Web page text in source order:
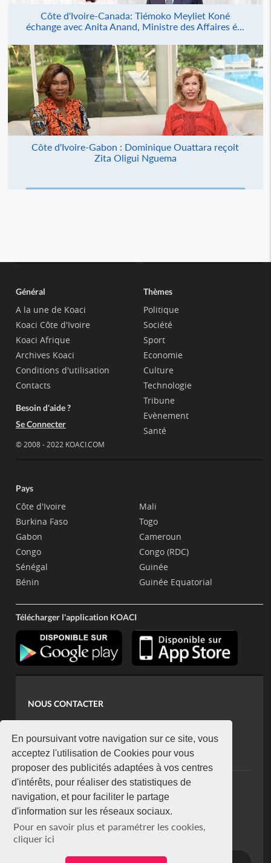
En poursuivant votre navigation sur ce site, vous
acceptez l'utilisation de Cookies pour vous
proposer des publicités adaptées à vos centres
d'intérêts, pour réaliser des statistiques de
navigation, et pour faciliter le partage
d'information sur les réseaux sociaux.
Pour en savoir plus et paramétrer les cookies,
cliquer ici
Côte d'Ivoire-Canada: Tiémoko Meyliet Koné
échange avec Anita Anand, Ministre des Affaires é...
Côte d'Ivoire-Gabon : Dominique Ouattara reçoit
Zita Oligui Nguema
Général
A la une de Koaci
Koaci Côte d'Ivoire
Koaci Afrique
Archives Koaci
Conditions d'utilisation
Contacts
Besoin d'aide ?
Se Connecter
© 2008 - 2022 KOACI.COM
Thèmes
Politique
Société
Sport
Economie
Culture
Technologie
Tribune
Evènement
Santé
Pays
Côte d'Ivoire
Burkina Faso
Gabon
Congo
Sénégal
Bénin
Mali
Togo
Cameroun
Congo (RDC)
Guinée
Guinée Equatorial
Télécharger l'application KOACI
NOUS CONTACTER
koaci@yahoo.fr
+225 07 08 85 52 93
NEWSLETTER
Restez connecté via notre newsletter
S'abonner
Se désabonner